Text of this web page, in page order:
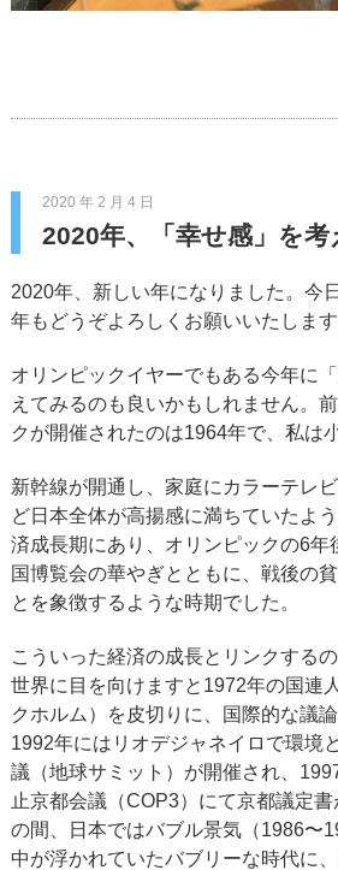
2020 年 2 月 4 日
2020年、「幸せ感」を考
2020年、新しい年になりました。今
年もどうぞよろしくお願いいたします
オリンピックイヤーでもある今年に
えてみるのも良いかもしれません。
クが開催されたのは1964年で、私は
新幹線が開通し、家庭にカラーテレ
ど日本全体が高揚感に満ちていたよ
済成長期にあり、オリンピックの6年
国博覧会の華やぎとともに、戦後の
とを象徴するような時期でした。
こういった経済の成長とリンクする
世界に目を向けますと1972年の国連
クホルム）を皮切りに、国際的な議
1992年にはリオデジャネイロで環境
議（地球サミット）が開催され、
止京都会議（COP3）にて京都議定
の間、日本ではバブル景気（1986〜
中が浮かれていたバブリーな時代に